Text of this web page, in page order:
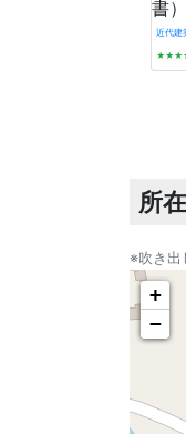
近代建
所
※吹き出
+
−